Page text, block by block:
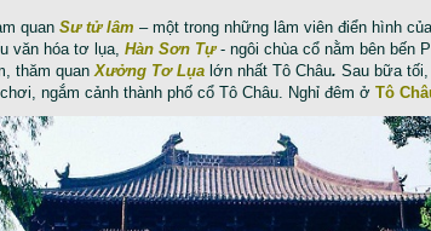
quan Sư tử lâm – một trong những lâm viên điển hình
văn hóa tơ lụa, Hàn Sơn Tự - ngôi chùa cổ nằm bên bến
thăm quan Xưởng Tơ Lụa lớn nhất Tô Châu. Sau bữa
ngắm cảnh thành phố cổ Tô Châu. Nghỉ đêm ở Tô